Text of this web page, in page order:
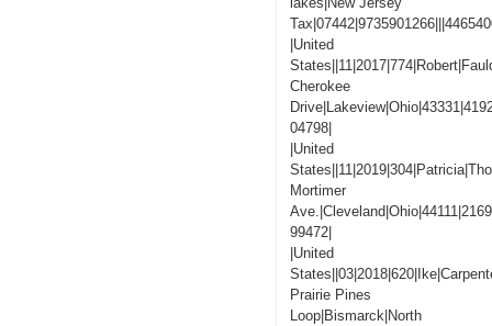
|United
Cherokee
04798|
|United
Mortimer
99472|
|United
Prairie Pines
Loop|Bismarck|North